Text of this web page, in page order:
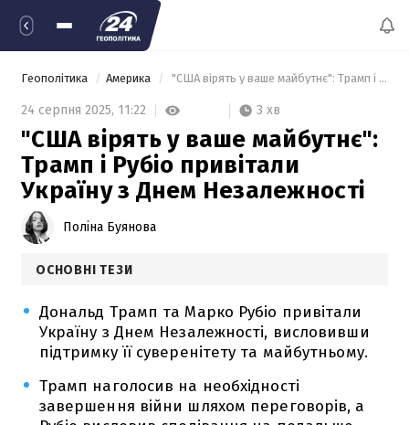
Геополітика Америка "США вірять у ваше майбутнє": Трамп і Рубіо привітали Україну з Днем Незалежності
24 серпня 2025, 11:22 3 хв
"США вірять у ваше майбутнє":
Трамп і Рубіо привітали
Україну з Днем Незалежності
Поліна Буянова
ОСНОВНІ ТЕЗИ
Дональд Трамп та Марко Рубіо привітали
Україну з Днем Незалежності, висловивши
підтримку її суверенітету та майбутньому.
Трамп наголосив на необхідності
завершення війни шляхом переговорів, а